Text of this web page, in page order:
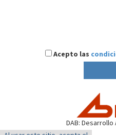
Acepto las
DAB: